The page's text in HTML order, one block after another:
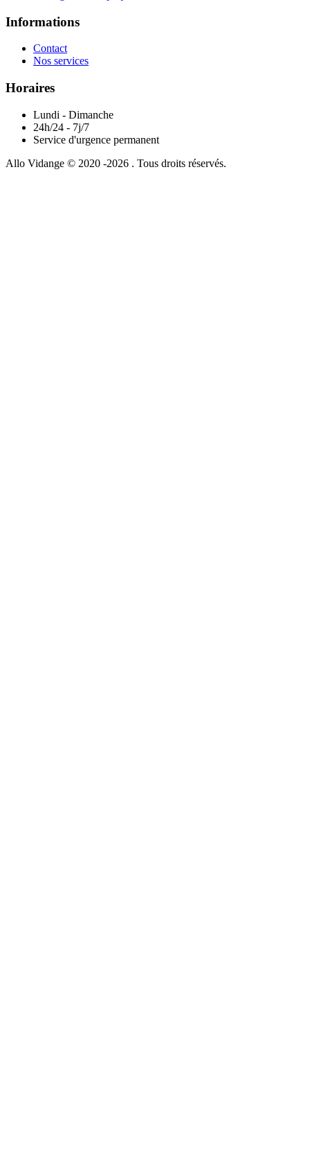
Informations
Contact
Nos services
Horaires
Lundi - Dimanche
24h/24 - 7j/7
Service d'urgence permanent
Allo Vidange © 2020 -2026 . Tous droits réservés.